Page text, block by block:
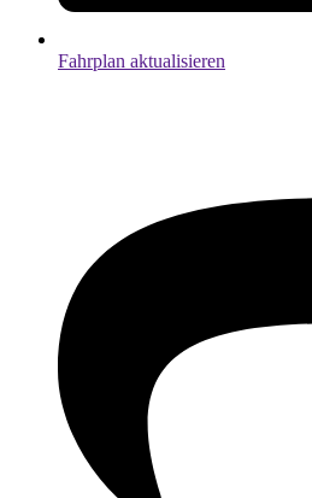
Fahrplan aktualisieren